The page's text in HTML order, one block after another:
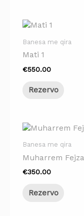
Banesa me qira
Mati 1
€550.00
Rezervo
Banesa me qira
Muharrem Fejza
€350.00
Rezervo